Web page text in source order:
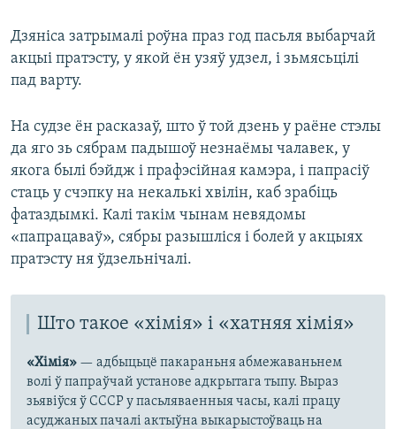
Дзяніса затрымалі роўна праз год пасьля выбарчай
акцыі пратэсту, у якой ён узяў удзел, і зьмясьцілі
пад варту.
На судзе ён расказаў, што ў той дзень у раёне стэлы
да яго зь сябрам падышоў незнаёмы чалавек, у
якога былі бэйдж і прафэсійная камэра, і папрасіў
стаць у счэпку на некалькі хвілін, каб зрабіць
фатаздымкі. Калі такім чынам невядомы
«папрацаваў», сябры разышліся і болей у акцыях
пратэсту ня ўдзельнічалі.
Што такое «хімія» і «хатняя хімія»
«Хімія» — адбыцьцё пакараньня абмежаваньнем
волі ў папраўчай установе адкрытага тыпу. Выраз
зьявіўся ў СССР у пасьляваенныя часы, калі працу
асуджаных пачалі актыўна выкарыстоўваць на